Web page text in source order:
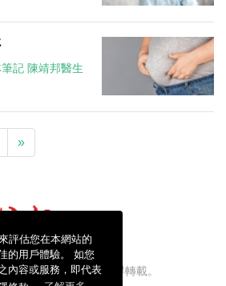
評估您在本網站的
的用戶體驗。 如您
內容或服務，即代表
記 陳靖邦醫生
»
限公司版權所有，不得轉載。